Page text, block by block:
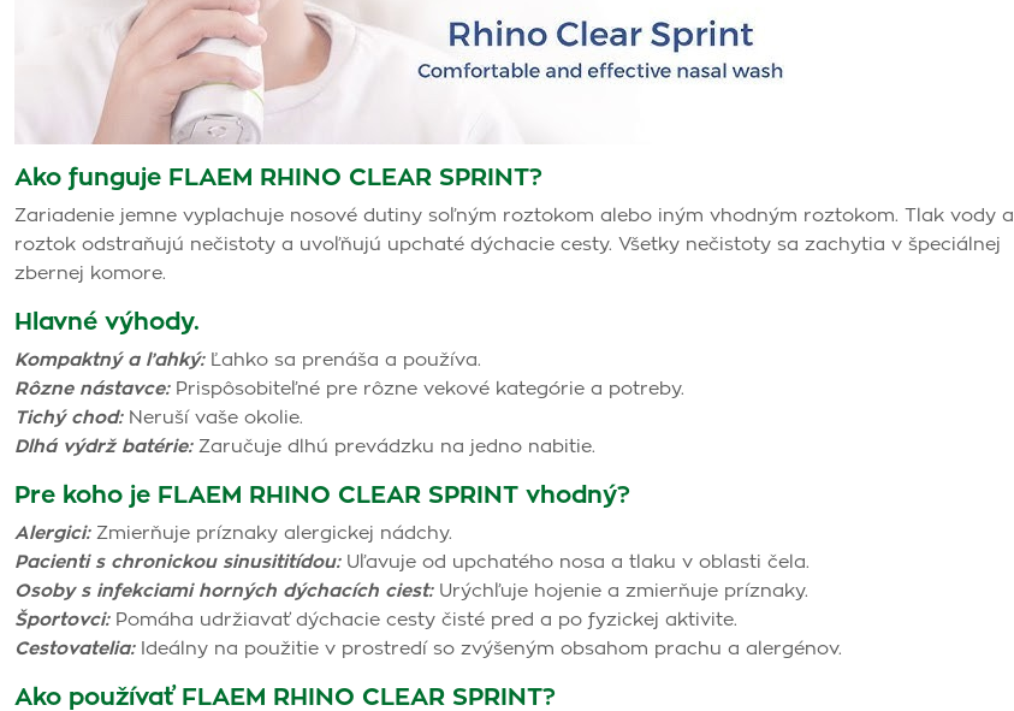
Ako funguje FLAEM RHINO CLEAR SPRINT?
Zariadenie jemne vyplachuje nosové dutiny soľným roztokom alebo iným vhodným roztokom. Tlak vody a
roztok odstraňujú nečistoty a uvoľňujú upchaté dýchacie cesty. Všetky nečistoty sa zachytia v špeciálnej
zbernej komore.
Hlavné výhody.
Kompaktný a ľahký:Ľahko sa prenáša a používa.
Rôzne nástavce:Prispôsobiteľné pre rôzne vekové kategórie a potreby.
Tichý chod:Neruší vaše okolie.
Dlhá výdrž batérie: Zaručuje dlhú prevádzku na jedno nabitie.
Pre koho je FLAEM RHINO CLEAR SPRINT vhodný?
Alergici: Zmierňuje príznaky alergickej nádchy.
Pacienti s chronickou sinusititídou:Uľavuje od upchatého nosa a tlaku v oblasti čela.
Osoby s infekciami horných dýchacích ciest:Urýchľuje hojenie a zmierňuje príznaky.
Športovci:Pomáha udržiavať dýchacie cesty čisté pred a po fyzickej aktivite.
Cestovatelia:Ideálny na použitie v prostredí so zvýšeným obsahom prachu a alergénov.
Ako používať FLAEM RHINO CLEAR SPRINT?